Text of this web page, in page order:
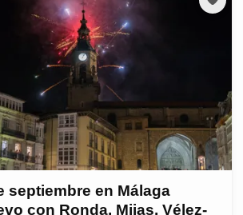
septiembre en Málaga
con Ronda, Mijas, Vélez-